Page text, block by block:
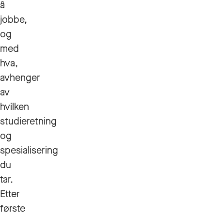
å
jobbe,
og
med
hva,
avhenger
av
hvilken
studieretning
og
spesialisering
du
tar.
Etter
første